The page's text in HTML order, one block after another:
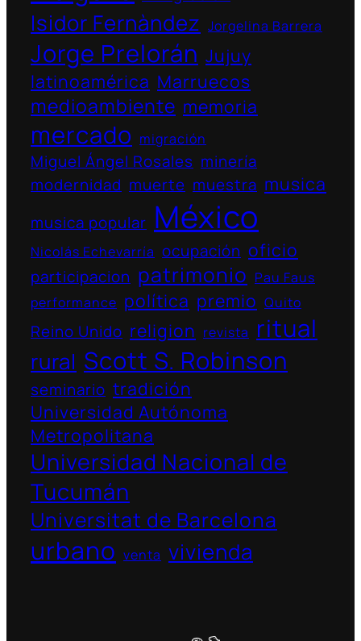
Isidor Fernàndez Jorgelina Barrera
Jorge Prelorán Jujuy
latinoamérica Marruecos
medioambiente memoria
mercado migración
Miguel Ángel Rosales minería
modernidad muerte muestra musica
musica popular México
Nicolás Echevarría ocupación oficio
participacion patrimonio Pau Faus
performance política premio Quito
Reino Unido religion revista ritual
rural Scott S. Robinson
seminario tradición
Universidad Autónoma
Metropolitana
Universidad Nacional de
Tucumán
Universitat de Barcelona
urbano venta vivienda